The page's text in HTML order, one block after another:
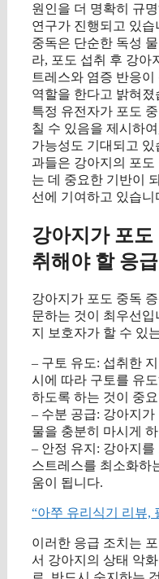
원인을 더 명확히 규
연구가 진행되고 있
중독은 단순한 독성
라, 포도 섭취 후 강아
트레스와 염증 반응
역할을 한다고 밝혀
특정 유전자가 포도
칠 수 있음을 제시하
가능성도 기대되고
과들은 강아지의 포
는 데 중요한 기반이
선에 기여하고 있습니
강아지가 포도
취해야 할 응급
강아지가 포도 중독
문하는 것이 최우선
지 보호자가 할 수 있
– 구토 유도: 섭취한
시에 따라 구토를 유
하도록 하는 것이 중
– 수분 공급: 강아지
물을 충분히 마시게
– 안정 유지: 강아지
스트레스를 최소화하
움이 됩니다.
“아쭈 유리식기 리뷰,
이러한 응급 조치는
서 강아지의 상태 악